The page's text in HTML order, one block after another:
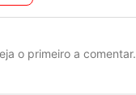
o primeiro a comentar.